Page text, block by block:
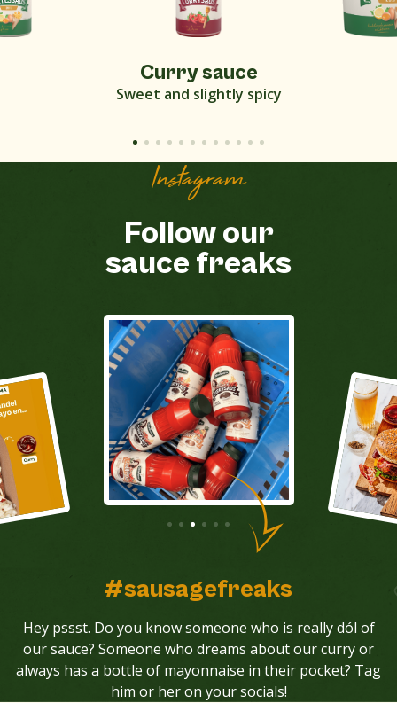
Curry sauce
Sweet and slightly spicy
Instagram
Follow our
sauce freaks
#sausagefreaks
Hey pssst. Do you know someone who is really dól of
our sauce? Someone who dreams about our curry or
always has a bottle of mayonnaise in their pocket? Tag
him or her on your socials!